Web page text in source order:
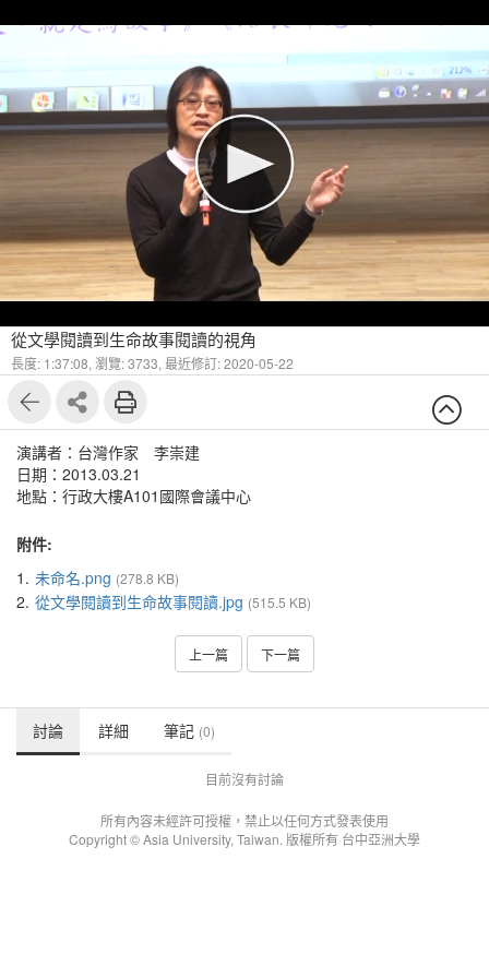
從文學閱讀到生命故事閱讀的視角
長度: 1:37:08, 瀏覽: 3733, 最近修訂: 2020-05-22
演講者：台灣作家 李崇建
日期：2013.03.21
地點：行政大樓A101國際會議中心
附件:
1. 未命名.png (278.8 KB)
2. 從文學閱讀到生命故事閱讀.jpg (515.5 KB)
上一篇 下一篇
討論 詳細 筆記 (0)
目前沒有討論
所有內容未經許可授權，禁止以任何方式發表使用
Copyright © Asia University, Taiwan. 版權所有 台中亞洲大學